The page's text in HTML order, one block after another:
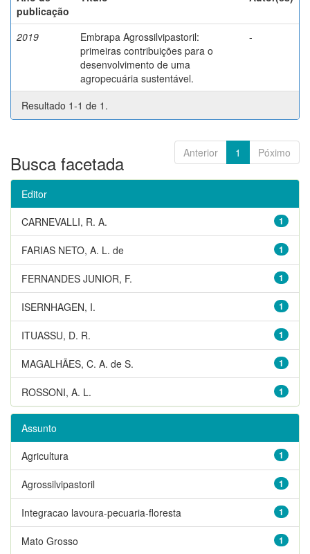
publicação
2019
Embrapa Agrossilvipastoril:
primeiras contribuições para o
desenvolvimento de uma
agropecuária sustentável.
-
Resultado 1-1 de 1.
Anterior 1 Póximo
Busca facetada
Editor
1
CARNEVALLI, R. A.
1
FARIAS NETO, A. L. de
1
FERNANDES JUNIOR, F.
1
ISERNHAGEN, I.
1
ITUASSU, D. R.
1
MAGALHÃES, C. A. de S.
1
ROSSONI, A. L.
Assunto
1
Agricultura
1
Agrossilvipastoril
1
Integracao lavoura-pecuaria-floresta
1
Mato Grosso